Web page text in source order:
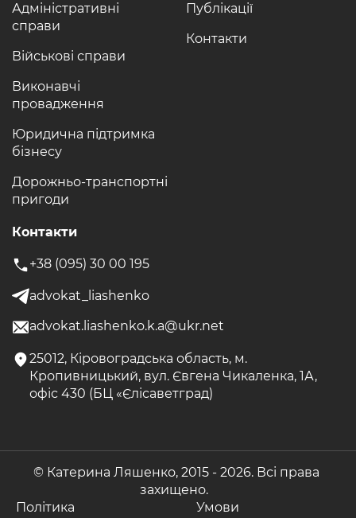
Публікації
Контакти
Адміністративні
справи
Військові справи
Виконавчі
провадження
Юридична підтримка
бізнесу
Дорожньо-транспортні
пригоди
Контакти
+38 (095) 30 00 195
advokat_liashenko
advokat.liashenko.k.a@ukr.net
25012, Кіровоградська область, м.
Кропивницький, вул. Євгена Чикаленка, 1А,
офіс 430 (БЦ «Єлісаветград)
© Катерина Ляшенко, 2015 - 2026. Всі права
захищено.
Політика
Умови